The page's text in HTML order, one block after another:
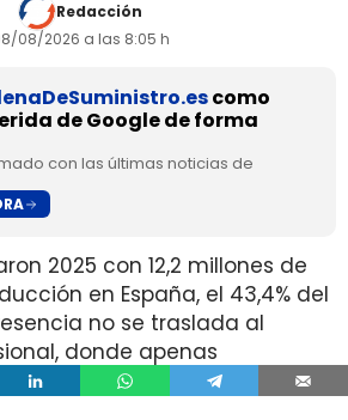
Redacción
08/2026 a las 8:05 h
como
de Google de forma
con las últimas noticias de
2025 con 12,2 millones de
en España, el 43,4% del
no se traslada al
donde apenas
de un colectivo de 250.000